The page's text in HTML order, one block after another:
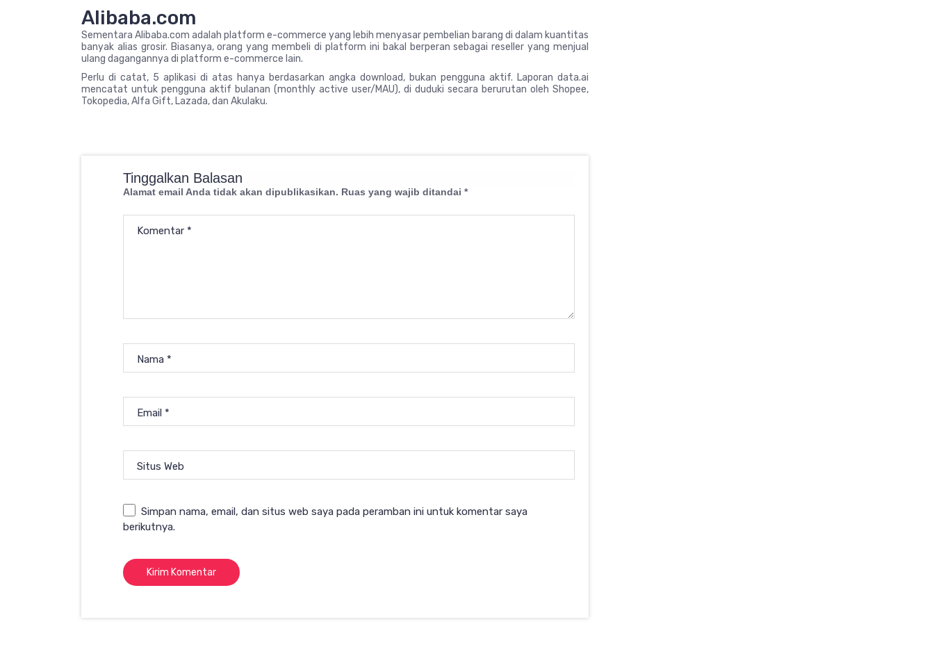
Alibaba.com
Sementara Alibaba.com adalah platform e-commerce yang lebih menyasar pembelian barang di dalam kuantitas
banyak alias grosir. Biasanya, orang yang membeli di platform ini bakal berperan sebagai reseller yang menjual
ulang dagangannya di platform e-commerce lain.
Perlu di catat, 5 aplikasi di atas hanya berdasarkan angka download, bukan pengguna aktif. Laporan data.ai
mencatat untuk pengguna aktif bulanan (monthly active user/MAU), di duduki secara berurutan oleh Shopee,
Tokopedia, Alfa Gift, Lazada, dan Akulaku.
Tinggalkan Balasan
Alamat email Anda tidak akan dipublikasikan. Ruas yang wajib ditandai *
Komentar *
Nama *
Email *
Situs Web
Simpan nama, email, dan situs web saya pada peramban ini untuk komentar saya
berikutnya.